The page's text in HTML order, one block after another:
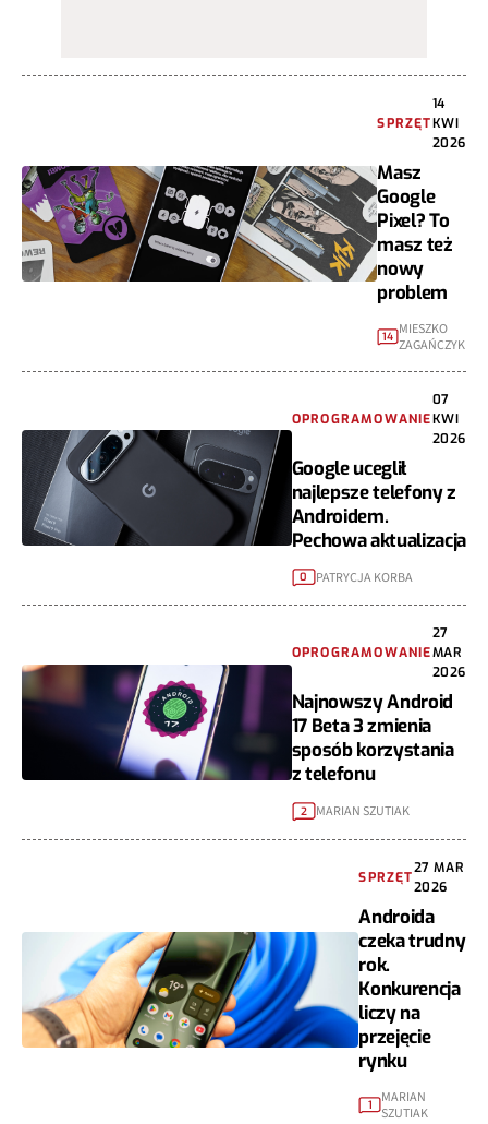
SPRZĘT
14
KWI
2026
Masz
Google
Pixel? To
masz też
nowy
problem
14 MIESZKO
ZAGAŃCZYK
OPROGRAMOWANIE
07
KWI
2026
Google uceglił
najlepsze telefony z
Androidem.
Pechowa aktualizacja
0 PATRYCJA KORBA
OPROGRAMOWANIE
27
MAR
2026
Najnowszy Android
17 Beta 3 zmienia
sposób korzystania
z telefonu
2 MARIAN SZUTIAK
SPRZĘT
27 MAR
2026
Androida
czeka trudny
rok.
Konkurencja
liczy na
przejęcie
rynku
1
MARIAN
SZUTIAK